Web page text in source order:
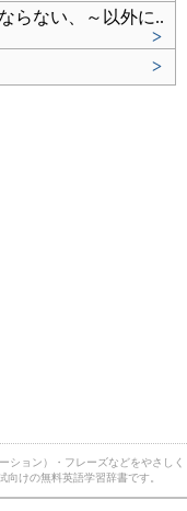
らない、～以外に..
>
>
ション）・フレーズなどをやさしく
けの無料英語学習辞書です。